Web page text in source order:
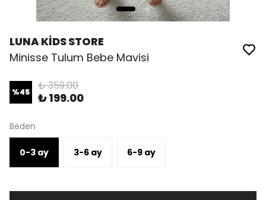
LUNA KİDS STORE
Minisse Tulum Bebe Mavisi
%45 ₺ 359.00
₺ 199.00
Beden
0-3 ay 3-6 ay 6-9 ay